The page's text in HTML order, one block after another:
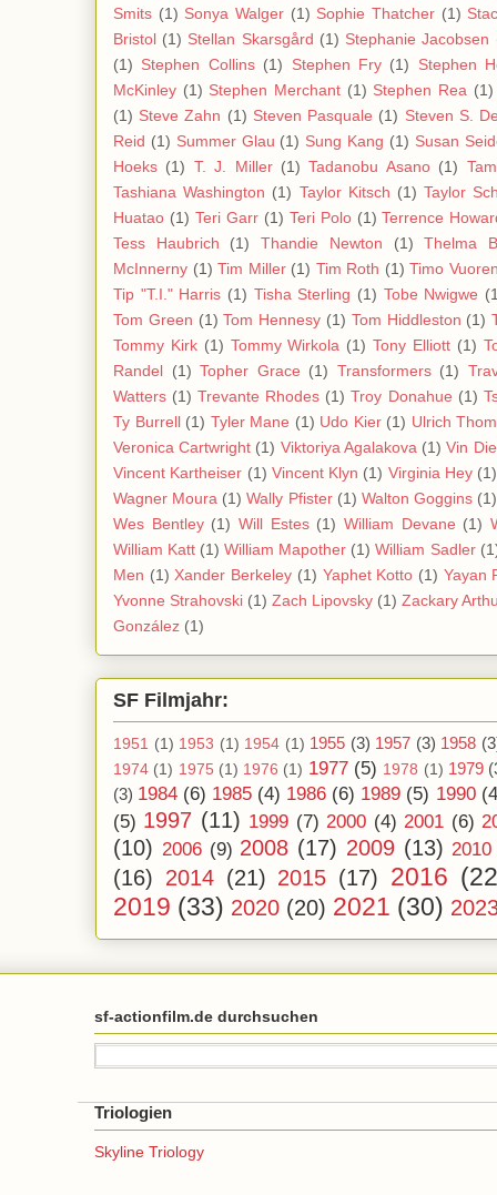
Smits (1) Sonya Walger (1) Sophie Thatcher (1)
Bristol (1) Stellan Skarsgård (1) Stephanie Jacobsen
(1) Stephen Collins (1) Stephen Fry (1)
Stephen
McKinley (1) Stephen Merchant (1) Stephen Rea (1)
(1) Steve Zahn (1) Steven Pasquale (1) Steven S.
Reid (1) Summer Glau (1) Sung Kang (1) Susan
Hoeks (1) T. J. Miller (1) Tadanobu Asano (1)
Tashiana Washington (1) Taylor Kitsch (1) Taylor
Huatao (1) Teri Garr (1) Teri Polo (1) Terrence
Tess Haubrich
(1) Thandie Newton (1)
Thelma
McInnerny (1) Tim Miller (1) Tim Roth (1) Timo
Tip "T.I." Harris (1) Tisha Sterling (1) Tobe Nwigwe
Tom Green (1) Tom Hennesy (1) Tom Hiddleston (1)
Tommy Kirk (1) Tommy Wirkola (1) Tony Elliott (1)
Randel
(1) Topher Grace (1) Transformers (1)
Watters (1) Trevante Rhodes (1) Troy Donahue (1)
Ty Burrell
(1) Tyler Mane (1) Udo Kier (1) Ulrich
Veronica Cartwright (1) Viktoriya Agalakova (1) Vin
Vincent Kartheiser (1) Vincent Klyn (1) Virginia Hey (1)
Wagner Moura (1) Wally Pfister (1) Walton Goggins (1)
Wes Bentley (1) Will Estes (1) William Devane (1)
William Katt (1) William Mapother (1) William Sadler
Men (1) Xander Berkeley (1) Yaphet Kotto (1) Yayan
Yvonne Strahovski (1) Zach Lipovsky (1) Zackary
González (1)
SF Filmjahr:
1951 (1) 1953 (1) 1954 (1) 1955 (3) 1957 (3) 1958
1974 (1) 1975 (1) 1976 (1) 1977 (5) 1978 (1) 1979
(3) 1984 (6) 1985 (4) 1986 (6) 1989 (5) 1990
(5) 1997 (11) 1999 (7) 2000 (4) 2001 (6)
(10) 2006 (9) 2008 (17) 2009 (13) 2010
(16) 2014 (21) 2015 (17) 2016
2019 (33) 2020 (20) 2021 (30)
sf-actionfilm.de durchsuchen
Triologien
Skyline Triology